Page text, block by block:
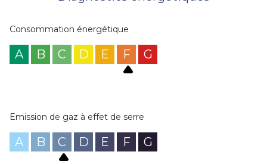
Consommation énergétique
A B C D E F G
Emission de gaz à effet de serre
A B C D E F G